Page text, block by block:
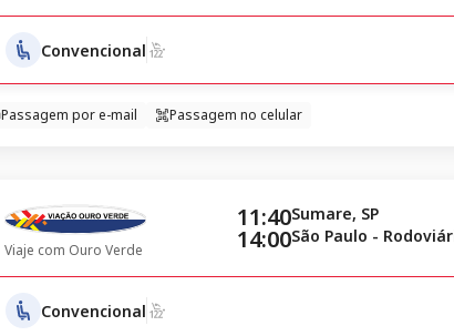
Convencional
Passagem por e-mail Passagem no celular
Viaje com Ouro Verde
11:40
14:00
Sumare, SP
São Paulo -
Convencional